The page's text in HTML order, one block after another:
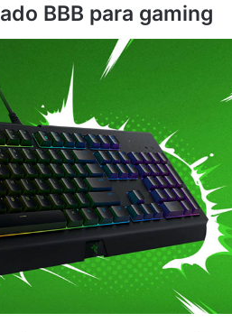
BBB para gaming